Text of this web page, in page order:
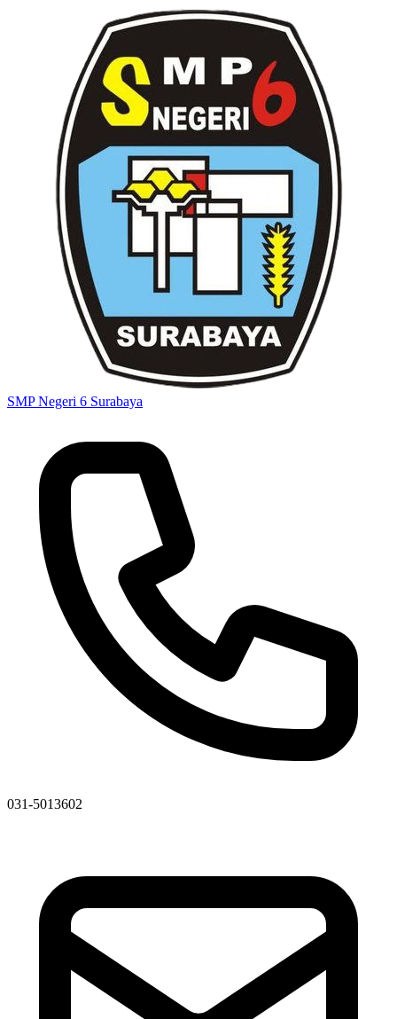
SMP Negeri 6 Surabaya
031-5013602